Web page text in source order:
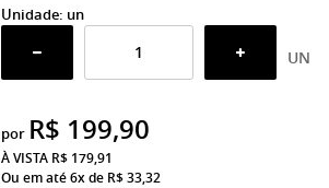
Unidade: un
UN
por R$ 199,90
À VISTA R$ 179,91
Ou em até 6x de R$ 33,32